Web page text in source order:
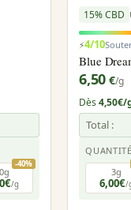
-40%
/g
15% CBD
⚡4/10
Blue
6,50€/g
Dès4,50€/
Total :
3g
6,00€/